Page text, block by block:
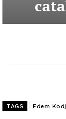
TAGS Edem